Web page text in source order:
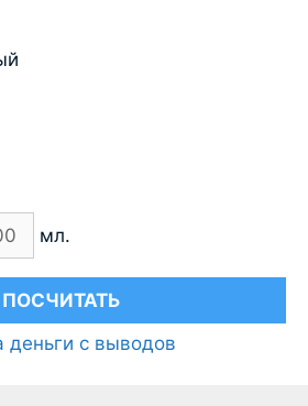
мл.
деньги с выводов